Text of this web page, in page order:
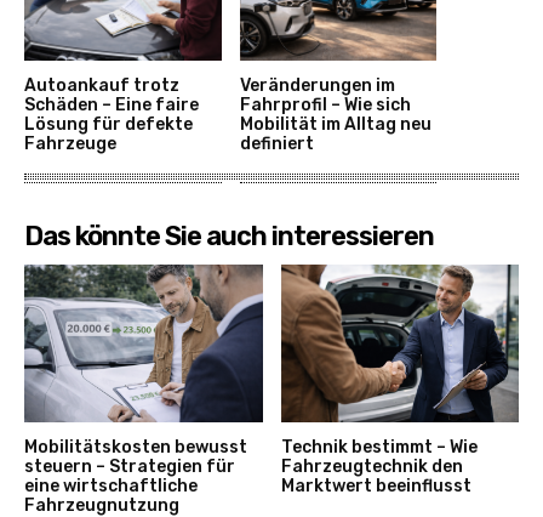
Autoankauf trotz
Schäden – Eine faire
Lösung für defekte
Fahrzeuge
Veränderungen im
Fahrprofil – Wie sich
Mobilität im Alltag neu
definiert
Das könnte Sie auch interessieren
Mobilitätskosten bewusst
steuern – Strategien für
eine wirtschaftliche
Fahrzeugnutzung
Technik bestimmt – Wie
Fahrzeugtechnik den
Marktwert beeinflusst